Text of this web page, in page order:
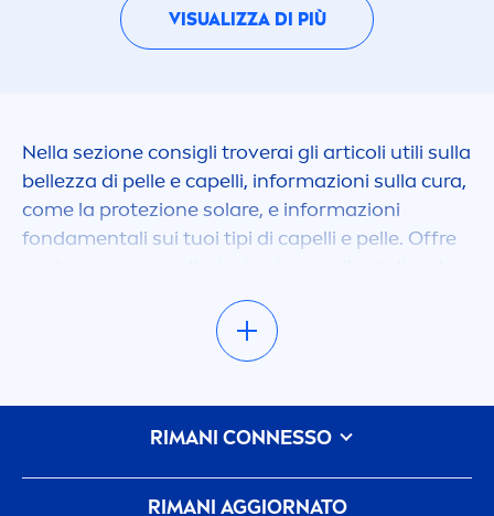
VISUALIZZA DI PIÙ
Nella sezione consigli troverai gli articoli utili sulla
bellezza di pelle e capelli, informazioni sulla cura,
come la protezione solare, e informazioni
fondamentali sui tuoi tipi di capelli e pelle. Offre
tendenze e molto altro. Ti sorprenderemo,
* sullaCura Del Bebè
RIMANI AGGIORNATO
RIMANI CONNESSO